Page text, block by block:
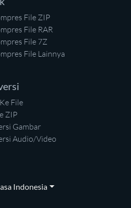
File ZIP
File RAR
File 7Z
File Lainnya
File
ZIP
Gambar
Audio/Video
Indonesia